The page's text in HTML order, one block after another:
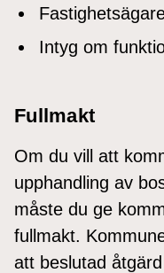
Intyg om
Fullmakt
Om du vill att
upphandling av
måste du ge
fullmakt.
att beslutad